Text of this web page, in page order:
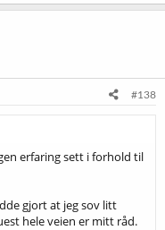
#138
erfaring sett i forhold til
gjort at jeg sov litt
hele veien er mitt råd.